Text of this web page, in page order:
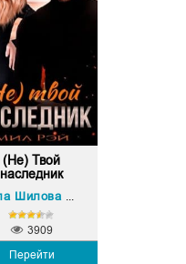
(Не) Твой
наследник
Перейти
3909